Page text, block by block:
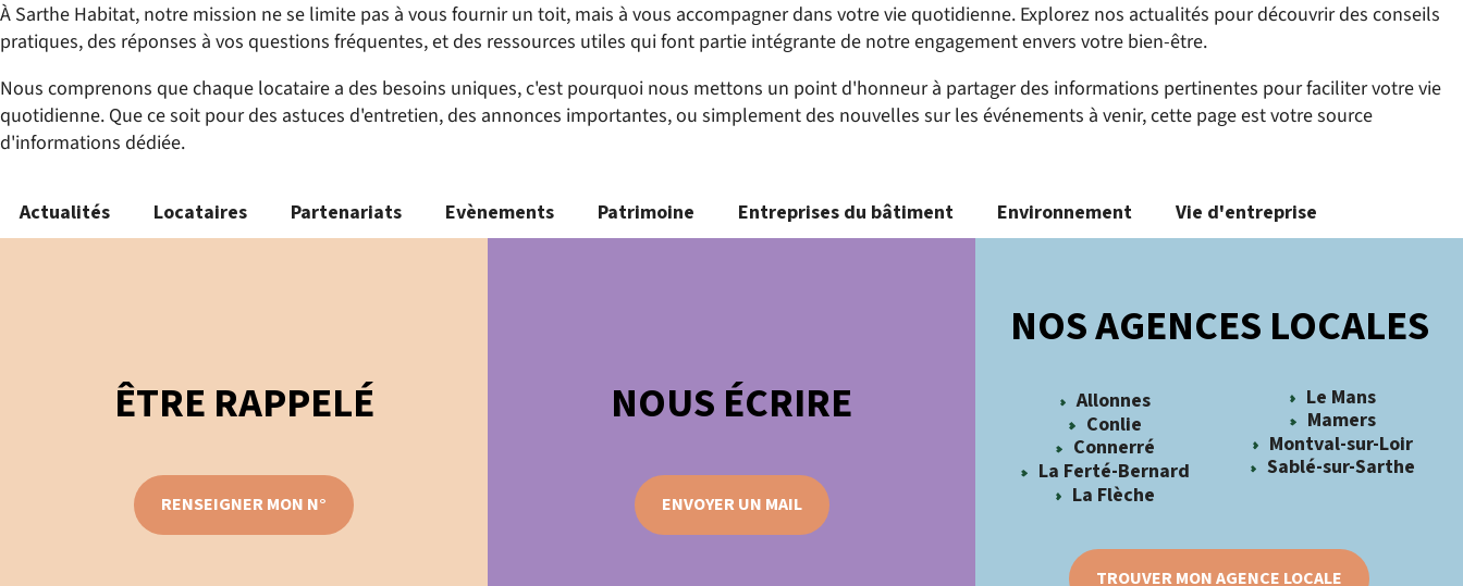
À Sarthe Habitat, notre mission ne se limite pas à vous fournir un toit, mais à vous accompagner dans votre vie quotidienne. Explorez nos actualités pour découvrir des conseils
pratiques, des réponses à vos questions fréquentes, et des ressources utiles qui font partie intégrante de notre engagement envers votre bien-être.
Nous comprenons que chaque locataire a des besoins uniques, c'est pourquoi nous mettons un point d'honneur à partager des informations pertinentes pour faciliter votre vie
quotidienne. Que ce soit pour des astuces d'entretien, des annonces importantes, ou simplement des nouvelles sur les événements à venir, cette page est votre source
d'informations dédiée.
Actualités Locataires Partenariats Evènements Patrimoine Entreprises du bâtiment Environnement Vie d'entreprise
NOS AGENCES LOCALES
Allonnes
Conlie
Connerré
La Ferté-Bernard
La Flèche
Le Mans
Mamers
Montval-sur-Loir
Sablé-sur-Sarthe
TROUVER MON AGENCE LOCALE
ÊTRE RAPPELÉ
RENSEIGNER MON N°
NOUS ÉCRIRE
ENVOYER UN MAIL